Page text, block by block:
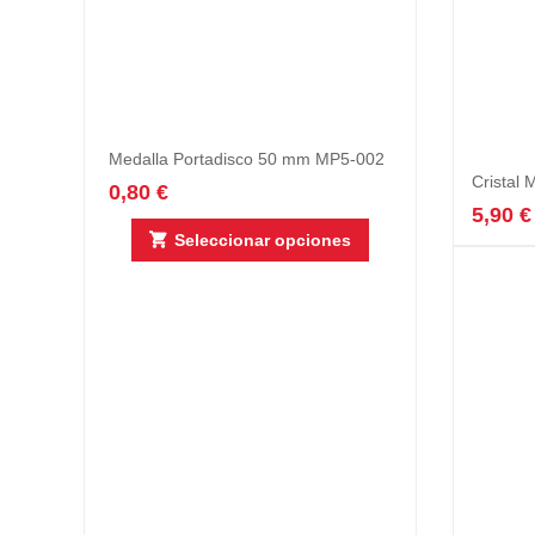
Este
Cristal
5,90 €
Medalla Portadisco 50 mm MP5-002
0,80 €
Seleccionar opciones